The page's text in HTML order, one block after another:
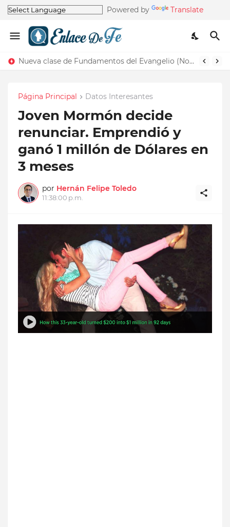
Powered by Translate
Nueva clase de Fundamentos del Evangelio (Nos recuerda la de Principios del Evangelio)
Página Principal Datos Interesantes
Joven Mormón decide
renunciar. Emprendió y
ganó 1 millón de Dólares en
3 meses
por Hernán Felipe Toledo
11:38:00 p.m.